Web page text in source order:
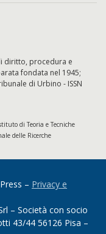
diritto, procedura e
fondata nel 1945;
di Urbino - ISSN
di Teoria e Tecniche
delle Ricerche
– Privacy e
– Società con socio
43/44 56126 Pisa –